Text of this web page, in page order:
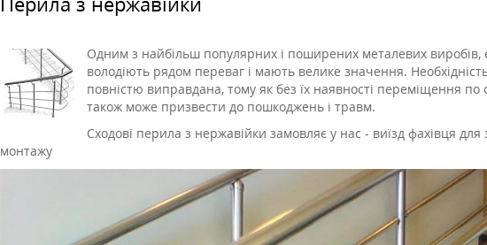
Одним з найбільш популярних і поширених металевих виробів,
володіють рядом переваг і мають велике значення.
повністю виправдана, тому як без їх наявності переміщення по
також може призвести до пошкоджень і травм.
Сходові перила з нержавійки замовляє у нас - виїзд фахівця для
монтажу